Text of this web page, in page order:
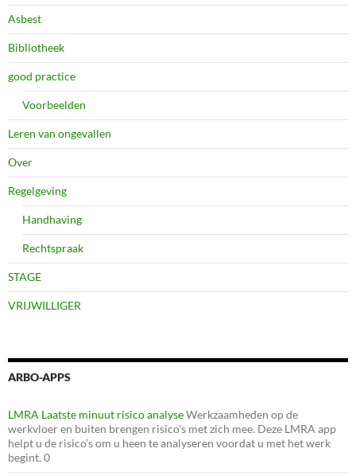
Asbest
Bibliotheek
good practice
Voorbeelden
Leren van ongevallen
Over
Regelgeving
Handhaving
Rechtspraak
STAGE
VRIJWILLIGER
ARBO-APPS
LMRA Laatste minuut risico analyseWerkzaamheden op de
werkvloer en buiten brengen risico’s met zich mee. Deze LMRA app
helpt u de risico’s om u heen te analyseren voordat u met het werk
begint. 0